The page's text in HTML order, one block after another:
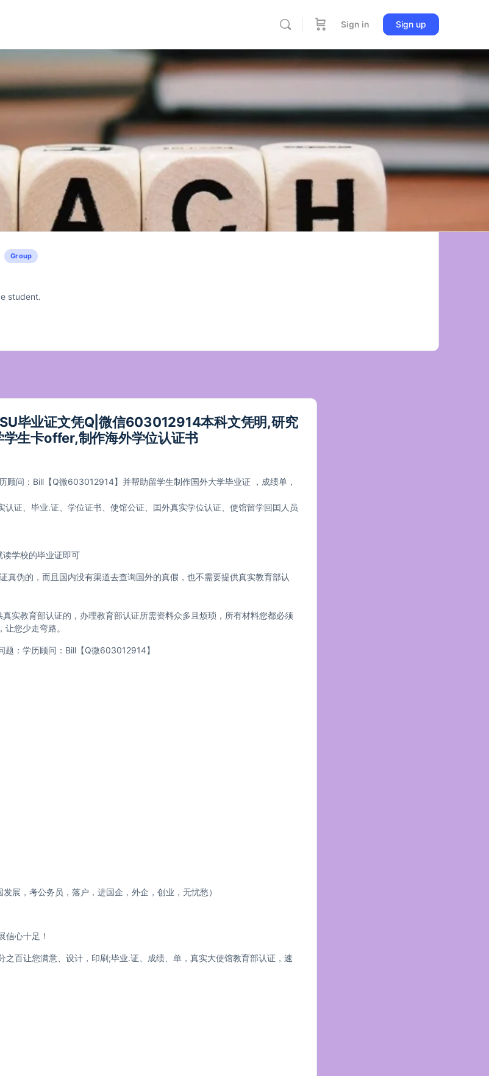
Sign in Sign up
Group
student.
毕业证文凭Q|微信603012914本科文凭明,研究
生卡offer,制作海外学位认证书
问：Bill【Q微603012914】并帮助留学生制作国外大学毕业证 ，成绩单，
证、毕业.证、学位证书、使馆公证、囯外真实学位认证、使馆留学回囯人员
学校的毕业证即可
伪的，而且国内没有渠道去查询国外的真假，也不需要提供真实教育部认
实教育部认证的，办理教育部认证所需资料众多且烦琐，所有材料您都必须
您少走弯路。
：学历顾问：Bill【Q微603012914】
展，考公务员，落户，进国企，外企，创业，无忧愁）
心十足！
百让您满意、设计，印刷;毕业.证、成绩、单，真实大使馆教育部认证，速